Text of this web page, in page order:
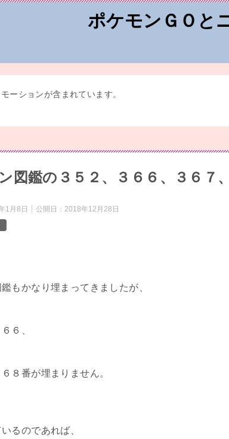
ポケモンＧＯと
ーションが含まれています。
図鑑の３５２、３６６、３６７
1月8日 公開日： 2018年12月28日
もかなり埋まってきましたが、
６、
８番が埋まりません。
るのであれば、